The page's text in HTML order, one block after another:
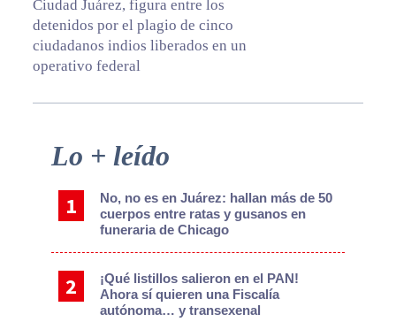
Ciudad Juárez, figura entre los
detenidos por el plagio de cinco
ciudadanos indios liberados en un
operativo federal
Primary
Lo + leído
No, no es en Juárez: hallan más de 50
cuerpos entre ratas y gusanos en
funeraria de Chicago
¡Qué listillos salieron en el PAN!
Ahora sí quieren una Fiscalía
autónoma… y transexenal